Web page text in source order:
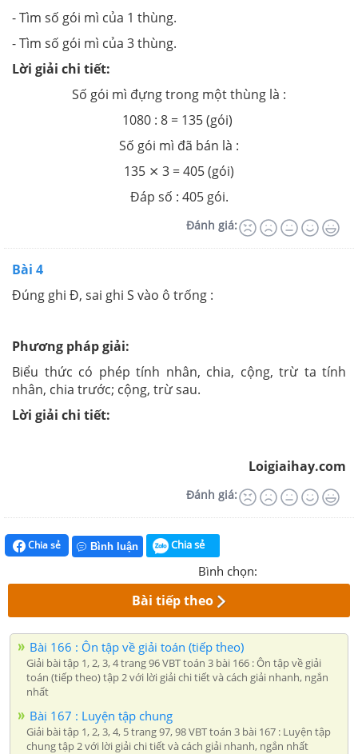
- Tìm số gói mì của 1 thùng.
- Tìm số gói mì của 3 thùng.
Lời giải chi tiết:
Số gói mì đựng trong một thùng là :
1080 : 8 = 135 (gói)
Số gói mì đã bán là :
135 ⨯ 3 = 405 (gói)
Đáp số : 405 gói.
Đánh giá:
Bài 4
Đúng ghi Đ, sai ghi S vào ô trống :
Phương pháp giải:
Biểu thức có phép tính nhân, chia, cộng, trừ ta tính
nhân, chia trước; cộng, trừ sau.
Lời giải chi tiết:
Loigiaihay.com
Đánh giá:
Chia sẻ Bình luận Chia sẻ
Bình chọn:
Bài tiếp theo
Bài 166 : Ôn tập về giải toán (tiếp theo)
Giải bài tập 1, 2, 3, 4 trang 96 VBT toán 3 bài 166 : Ôn tập về giải
toán (tiếp theo) tập 2 với lời giải chi tiết và cách giải nhanh, ngắn
nhất
Bài 167 : Luyện tập chung
Giải bài tập 1, 2, 3, 4, 5 trang 97, 98 VBT toán 3 bài 167 : Luyện tập
chung tập 2 với lời giải chi tiết và cách giải nhanh, ngắn nhất